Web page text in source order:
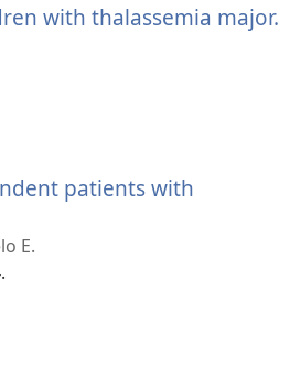
with thalassemia major.
patients with
E.